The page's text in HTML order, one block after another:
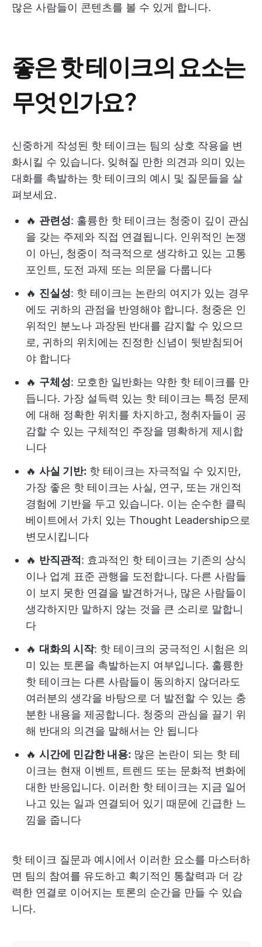
많은 사람들이 콘텐츠를 볼 수 있게 합니다.
좋은 핫 테이크의 요소는
무엇인가요?
신중하게 작성된 핫 테이크는 팀의 상호 작용을 변
화시킬 수 있습니다. 잊혀질 만한 의견과 의미 있는
대화를 촉발하는 핫 테이크의 예시 및 질문들을 살
펴보세요.
🔥 관련성: 훌륭한 핫 테이크는 청중이 깊이 관심
을 갖는 주제와 직접 연결됩니다. 인위적인 논쟁
이 아닌, 청중이 적극적으로 생각하고 있는 고통
포인트, 도전 과제 또는 의문을 다룹니다
🔥 진실성: 핫 테이크는 논란의 여지가 있는 경우
에도 귀하의 관점을 반영해야 합니다. 청중은 인
위적인 분노나 과장된 반대를 감지할 수 있으므
로, 귀하의 위치에는 진정한 신념이 뒷받침되어
야 합니다
🔥 구체성: 모호한 일반화는 약한 핫 테이크를 만
듭니다. 가장 설득력 있는 핫 테이크는 특정 문제
에 대해 정확한 위치를 차지하고, 청취자들이 공
감할 수 있는 구체적인 주장을 명확하게 제시합
니다
🔥 사실 기반: 핫 테이크는 자극적일 수 있지만,
가장 좋은 핫 테이크는 사실, 연구, 또는 개인적
경험에 기반을 두고 있습니다. 이는 순수한 클릭
베이트에서 가치 있는 Thought Leadership으로
변모시킵니다
🔥 반직관적: 효과적인 핫 테이크는 기존의 상식
이나 업계 표준 관행을 도전합니다. 다른 사람들
이 보지 못한 연결을 발견하거나, 많은 사람들이
생각하지만 말하지 않는 것을 큰 소리로 말합니
다
🔥 대화의 시작: 핫 테이크의 궁극적인 시험은 의
미 있는 토론을 촉발하는지 여부입니다. 훌륭한
핫 테이크는 다른 사람들이 동의하지 않더라도
여러분의 생각을 바탕으로 더 발전할 수 있는 충
분한 내용을 제공합니다. 청중의 관심을 끌기 위
해 반대의 의견을 말해서는 안 됩니다
🔥 시간에 민감한 내용: 많은 논란이 되는 핫 테
이크는 현재 이벤트, 트렌드 또는 문화적 변화에
대한 반응입니다. 이러한 핫 테이크는 지금 일어
나고 있는 일과 연결되어 있기 때문에 긴급한 느
낌을 줍니다
핫 테이크 질문과 예시에서 이러한 요소를 마스터하
면 팀의 참여를 유도하고 획기적인 통찰력과 더 강
력한 연결로 이어지는 토론의 순간을 만들 수 있습
니다.